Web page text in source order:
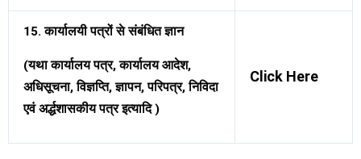
15. कार्यालयी पत्रों से संबंधित ज्ञान
(यथा कार्यालय पत्र, कार्यालय आदेश,
अधिसूचना, विज्ञप्ति, ज्ञापन, परिपत्र, निविदा
एवं अर्द्धशासकीय पत्र इत्यादि )
Click Here